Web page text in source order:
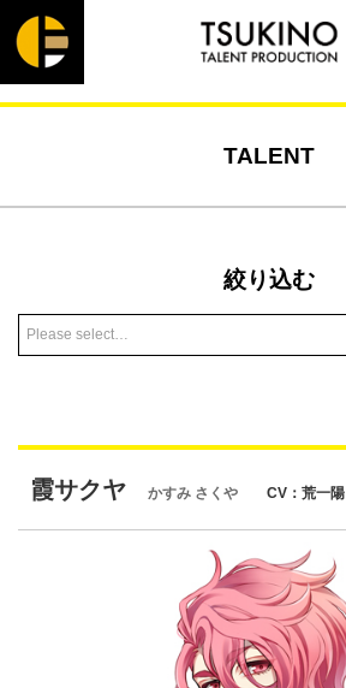
TALENT
絞り込む
霞サクヤ かすみ さくや CV：荒一陽